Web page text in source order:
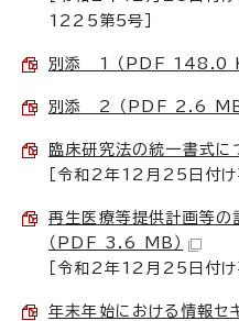
1225第5号］
別添 1 （PDF 148.0
別添 2 （PDF 2.6 MB
臨床研究法の統一書式
［令和2年12月25日付け
再生医療等提供計画等の
（PDF 3.6 MB）
［令和2年12月25日付け
年末年始における情報セ